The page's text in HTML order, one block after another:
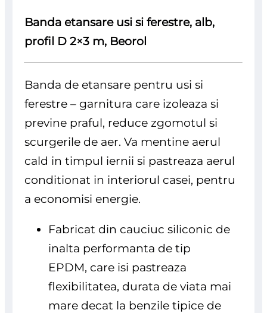
Banda etansare usi si ferestre, alb,
profil D 2×3 m, Beorol
Banda de etansare pentru usi si
ferestre – garnitura care izoleaza si
previne praful, reduce zgomotul si
scurgerile de aer. Va mentine aerul
cald in timpul iernii si pastreaza aerul
conditionat in interiorul casei, pentru
a economisi energie.
Fabricat din cauciuc siliconic de
inalta performanta de tip
EPDM, care isi pastreaza
flexibilitatea, durata de viata mai
mare decat la benzile tipice de